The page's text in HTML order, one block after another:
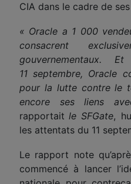
CIA dans le cadre de
« Oracle a 1 000
consacrent
gouvernementaux.
11 septembre, Oracle
pour la lutte contre le
encore ses liens
rapportait le SFGate,
les attentats du 11
Le rapport note
commencé à lancer